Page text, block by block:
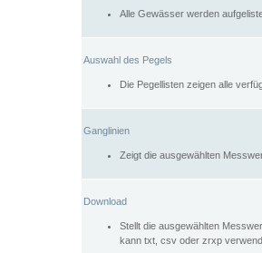
Alle Gewässer werden
Auswahl des Pegels
Die Pegellisten zeigen alle
Ganglinien
Zeigt die ausgewählten
Download
Stellt die ausgewählten
kann txt, csv oder zrxp